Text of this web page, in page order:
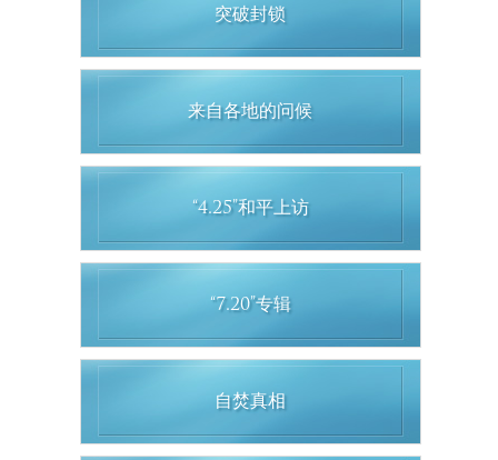
突破封锁
来自各地的问候
“4.25”和平上访
“7.20”专辑
自焚真相